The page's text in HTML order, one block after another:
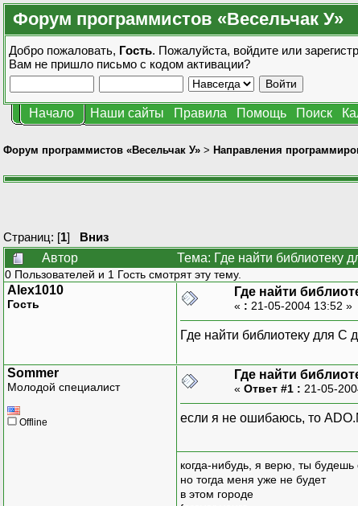
Форум программистов «Весельчак У»
Добро пожаловать, Гость. Пожалуйста, войдите или
Вам не пришло письмо с кодом активации?
Начало Наши сайты Правила Помощь Поиск
Форум программистов «Весельчак У» > Направления
Страниц: [1] Вниз
Автор
Тема: Где найти библиотеку
0 Пользователей и 1 Гость смотрят эту тему.
Alex1010
Гость
Где найти
« : 21-05-2004 13:52 »
Где найти библиотеку для
Sommer
Молодой специалист
Offline
Где найти
« Ответ #1 : 21-05-
если я не ошибаюсь, то
когда-нибудь, я верю, ты
но тогда меня уже не будет
в этом городе